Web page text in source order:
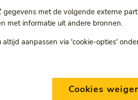
met de volgende externe
met informatie uit andere bronnen.
aanpassen via 'cookie-opties'
Cookies